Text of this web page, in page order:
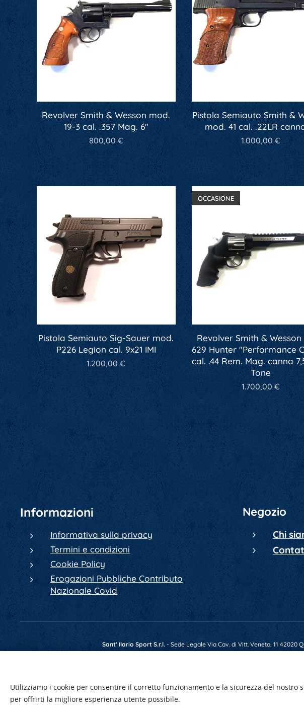
Revolver Smith & Wesson mod.
19-3 cal. .357 Mag. 6"
800,00 €
Pistola Semiauto Smith &
mod. 41 cal. .22LR
1.000,00 €
Pistola Semiauto Sig-Sauer mod.
P226 Legion cal. 9x21 IMI
1.200,00 €
Revolver Smith &
629 Hunter "Performance
cal. .44 Rem. Mag. canna
Tone
OCCASIONE
1.700,00 €
Informazioni
Informativa sulla privacy
Termini e condizioni
Cookie Policy
Erogazioni Pubbliche Contributo
Nazionale Covid
Negozio
Chi
Sant' Ilario Sport S.r.l.- Sede Legale Via Cav. di Vitt. Veneto, 11 42020
Utilizziamo i cookie per consentire il corretto funzionamento e la sicurezza del nostro
per offrirti la migliore esperienza utente possibile.